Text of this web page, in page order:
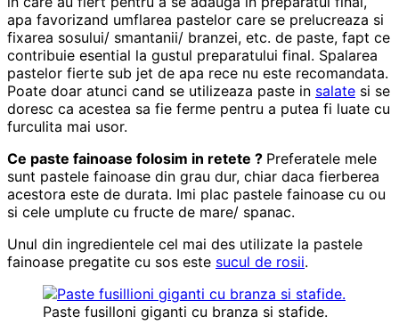
apa favorizand umflarea pastelor care se prelucreaza si
fixarea sosului/ smantanii/ branzei, etc. de paste, fapt ce
contribuie esential la gustul preparatului final. Spalarea
pastelor fierte sub jet de apa rece nu este recomandata.
Poate doar atunci cand se utilizeaza paste in salate si se
doresc ca acestea sa fie ferme pentru a putea fi luate cu
furculita mai usor.
Ce paste fainoase folosim in retete ? Preferatele mele
sunt pastele fainoase din grau dur, chiar daca fierberea
acestora este de durata. Imi plac pastele fainoase cu ou
si cele umplute cu fructe de mare/ spanac.
Unul din ingredientele cel mai des utilizate la pastele
fainoase pregatite cu sos este sucul de rosii.
Paste fusilloni giganti cu branza si stafide.